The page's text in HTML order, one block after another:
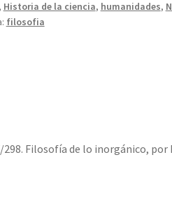
, Historia de la ciencia, humanidades,
filosofia
298. Filosofía de lo inorgánico,